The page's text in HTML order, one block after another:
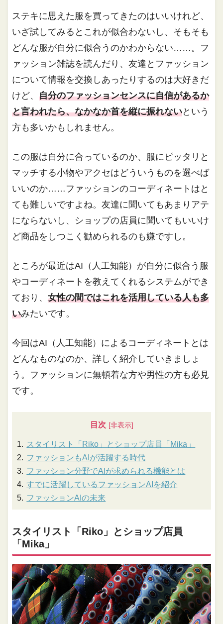
ステキに思えた服を買ってきたのはいいけれど、
いざ試してみるとこれが似合わないし、そもそも
どんな服が自分に似合うのかわからない……。フ
ァッション雑誌を読んだり、友達とファッション
について情報を交換しあったりするのは大好きだ
けど、自分のファッションセンスに自信があるか
と言われたら、なかなか首を縦に振れないという
方も多いかもしれません。
この服は自分に合っているのか、服にピッタリと
マッチする小物やアクセはどういうものを選べば
いいのか……ファッションのコーディネートはと
ても難しいですよね。友達に聞いてもあまりアテ
にならないし、ショップの店員に聞いてもいいけ
ど商品をしつこく勧められるのも嫌ですし。
ところが最近はAI（人工知能）が自分に似合う服
やコーディネートを教えてくれるシステムができ
ており、女性の間ではこれを活用している人も多
いみたいです。
今回はAI（人工知能）によるコーディネートとは
どんなものなのか、詳しく紹介していきましょ
う。ファッションに無頓着な方や男性の方も必見
です。
目次
スタイリスト「Riko」とショップ店員「Mika」
ファッションもAIが活躍する時代
ファッション分野でAIが求められる機能とは
すでに活躍しているファッションAIを紹介
ファッションAIの未来
スタイリスト「Riko」とショップ店員
「Mika」